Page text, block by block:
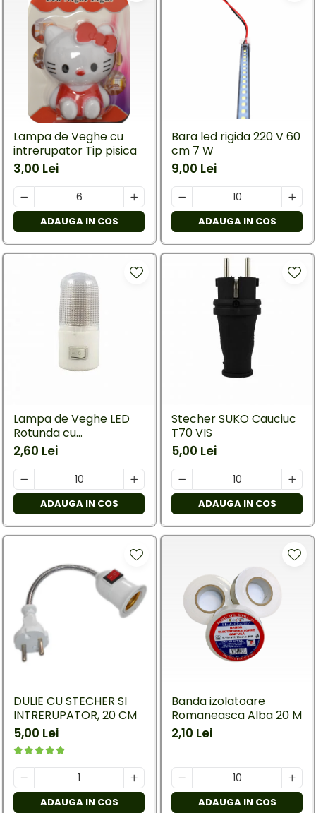
Lampa de Veghe cu
intrerupator Tip pisica
3,00 Lei
ADAUGA IN COS
Bara led rigida 220 V 60
cm 7 W
9,00 Lei
ADAUGA IN COS
Lampa de Veghe LED
Rotunda cu
Intrerupator
2,60 Lei
ADAUGA IN COS
Stecher SUKO Cauciuc
T70 VIS
5,00 Lei
ADAUGA IN COS
DULIE CU STECHER SI
INTRERUPATOR, 20 CM
5,00 Lei
ADAUGA IN COS
Banda izolatoare
Romaneasca Alba 20 M
2,10 Lei
ADAUGA IN COS